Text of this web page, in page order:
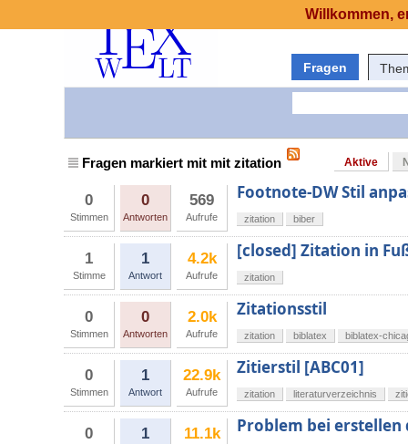
Fragen
Fragen markiert mit mit zitation Aktive
0
Stimmen
0
Antworten
569
Aufrufe
Footnote-DW Stil
zitation biber
1
Stimme
1
Antwort
4.2k
Aufrufe
[closed] Zitation in
zitation
0
Stimmen
0
Antworten
2.0k
Aufrufe
Zitationsstil
zitation biblatex biblatex-
0
Stimmen
1
Antwort
22.9k
Aufrufe
Zitierstil [ABC01]
zitation literaturverzeichnis
0 1 11.1k Problem bei
Willkommen,